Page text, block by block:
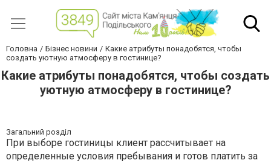
Головна Бізнес новини
Какие атрибуты понадобятся, чтобы
создать уютную атмосферу в гостинице?
Какие атрибуты понадобятся, чтобы создать
уютную атмосферу в гостинице?
Загальний розділ
При выборе гостиницы клиент рассчитывает на
определенные условия пребывания и готов платить за